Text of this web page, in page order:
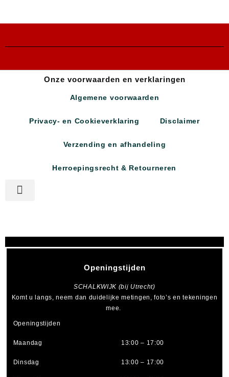
Onze voorwaarden en verklaringen
Algemene voorwaarden
Privacy- en Cookieverklaring Disclaimer
Verzending en afhandeling
Herroepingsrecht & Retourneren
Openingstijden
SCHALKWIJK (bij Utrecht)
Komt u langs, neem dan duidelijke metingen, foto’s en tekeningen
mee.
Openingstijden
Maandag 13:00 – 17:00
Dinsdag 13:00 – 17:00